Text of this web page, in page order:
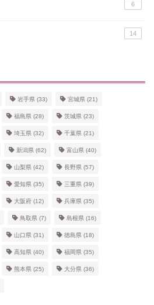
6
14
岩手県 (33) 宮城県 (21)
福島県 (28) 茨城県 (23)
埼玉県 (32) 千葉県 (21)
新潟県 (62) 富山県 (40)
山梨県 (42) 長野県 (57)
愛知県 (35) 三重県 (39)
大阪府 (12) 兵庫県 (35)
鳥取県 (7) 島根県 (16)
山口県 (31) 徳島県 (18)
高知県 (40) 福岡県 (35)
熊本県 (25) 大分県 (36)